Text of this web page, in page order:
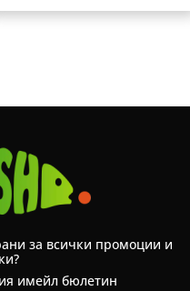
за всички промоции и
имейл бюлетин